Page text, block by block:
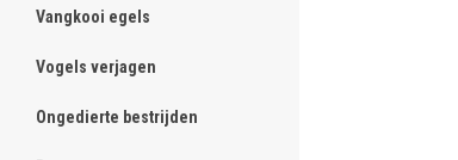
Vangkooi egels
Vogels verjagen
Ongedierte bestrijden